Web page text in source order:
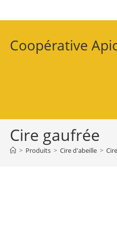
Coopérative
Cire gaufrée
> Produits > Cire d'abeille >